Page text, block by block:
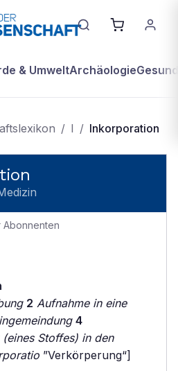
& UmweltArchäologie
/ I / Inkorporation
Abonnenten
2 Aufnahme in eine
4
Stoffes) in den
”Verkörperung“]